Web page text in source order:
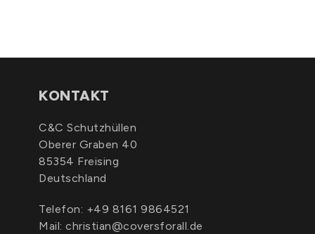
KONTAKT
C&C Schutzhüllen
Oberer Graben 40
85354 Freising
Deutschland
Telefon: +49 8161 9864521
Mail: christian@coversforall.de